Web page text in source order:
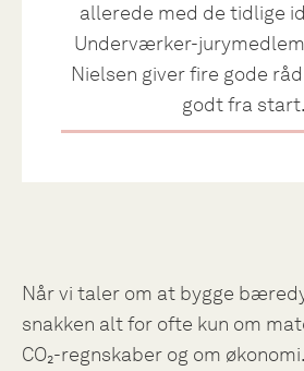
allerede med de tidlige
Underværker-
Nielsen giver fire gode
godt fra start.
Når vi taler om at bygge
snakken alt for ofte kun om
CO₂-regnskaber og om